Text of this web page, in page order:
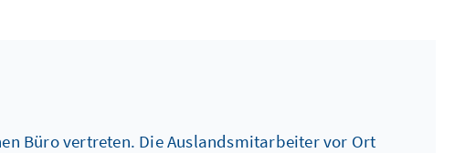
Büro vertreten. Die Auslandsmitarbeiter vor Ort